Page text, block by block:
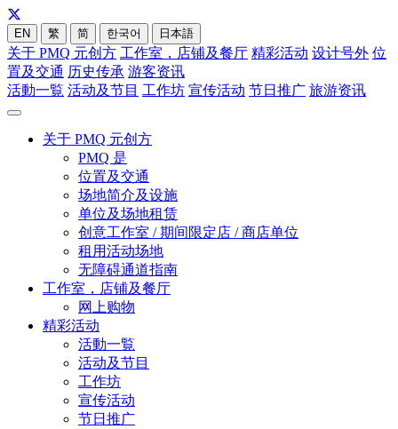
EN 繁 简 한국어 日本語
关于 PMQ 元创方 工作室，店铺及餐厅 精彩活动 设计号外 位
置及交通 历史传承 游客资讯
活動一覧 活动及节目 工作坊 宣传活动 节日推广 旅游资讯
关于 PMQ 元创方
PMQ 是
位置及交通
场地简介及设施
单位及场地租赁
创意工作室 / 期间限定店 / 商店单位
租用活动场地
无障碍通道指南
工作室，店铺及餐厅
网上购物
精彩活动
活動一覧
活动及节目
工作坊
宣传活动
节日推广